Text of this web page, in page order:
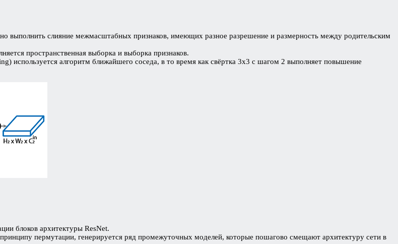
выполнить слияние межмасштабных признаков, имеющих разное разрешение и размерность между родительским
пространственная выборка и выборка признаков.
используется алгоритм ближайшего соседа, в то время как свёртка 3х3 с шагом 2 выполняет повышение
блоков архитектуры ResNet.
пермутации, генерируется ряд промежуточных моделей, которые пошагово смещают архитектуру сети в